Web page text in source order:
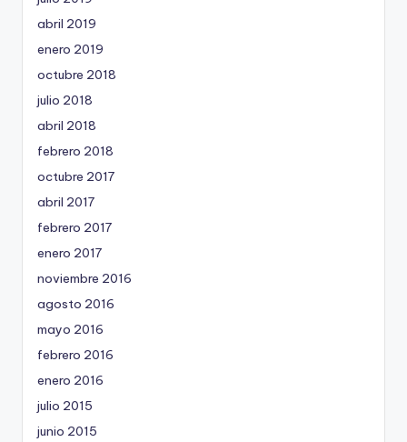
abril 2019
enero 2019
octubre 2018
julio 2018
abril 2018
febrero 2018
octubre 2017
abril 2017
febrero 2017
enero 2017
noviembre 2016
agosto 2016
mayo 2016
febrero 2016
enero 2016
julio 2015
junio 2015